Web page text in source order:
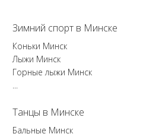
Зимний спорт в Минске
Коньки Минск
Лыжи Минск
Горные лыжи Минск
...
Танцы в Минске
Бальные Минск